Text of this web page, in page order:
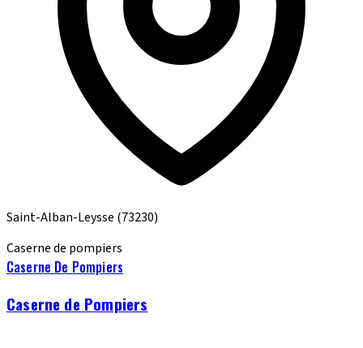
Saint-Alban-Leysse (73230)
Caserne de pompiers
Caserne De Pompiers
Caserne de Pompiers